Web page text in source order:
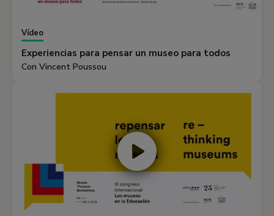
Vídeo
Experiencias para pensar un museo para todos
Con Vincent Poussou